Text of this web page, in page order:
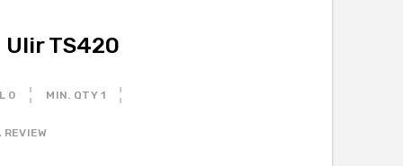
Ulir TS420
0 MIN. QTY 1
REVIEW